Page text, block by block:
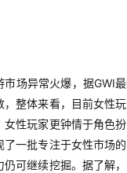
市场异常火爆，据GWI
，整体来看，目前女性
女性玩家更钟情于角色
了一批专注于女性市场
仍可继续挖掘。据了解